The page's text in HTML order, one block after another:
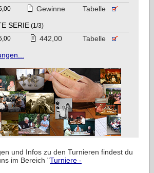
Gewinne
Tabelle
SERIE (1/3)
442,00
Tabelle
und Infos zu den Turnieren findest du
im Bereich "Turniere -